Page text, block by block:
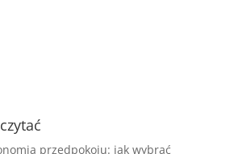
przedpokoju: jak wybrać